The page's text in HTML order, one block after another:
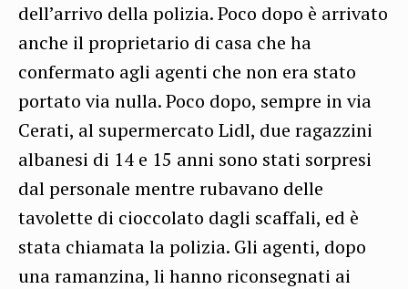
dell’arrivo della polizia. Poco dopo è arrivato
anche il proprietario di casa che ha
confermato agli agenti che non era stato
portato via nulla. Poco dopo, sempre in via
Cerati, al supermercato Lidl, due ragazzini
albanesi di 14 e 15 anni sono stati sorpresi
dal personale mentre rubavano delle
tavolette di cioccolato dagli scaffali, ed è
stata chiamata la polizia. Gli agenti, dopo
una ramanzina, li hanno riconsegnati ai